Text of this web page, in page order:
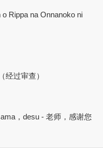
Rippa na Onnanoko ni
经过审查）
，desu - 老师，感谢您